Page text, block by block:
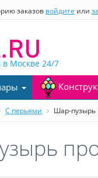
заказов войдите или
в Москве 24/7
С перьями Шар-пузырь